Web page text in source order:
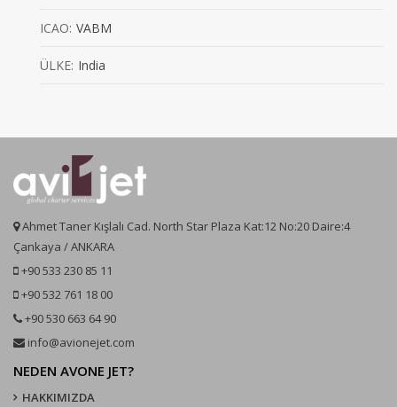
ICAO: VABM
ÜLKE: India
Ahmet Taner Kışlalı Cad. North Star Plaza Kat:12 No:20 Daire:4
Çankaya / ANKARA
+90 533 230 85 11
+90 532 761 18 00
+90 530 663 64 90
info@avionejet.com
NEDEN AVONE JET?
HAKKIMIZDA